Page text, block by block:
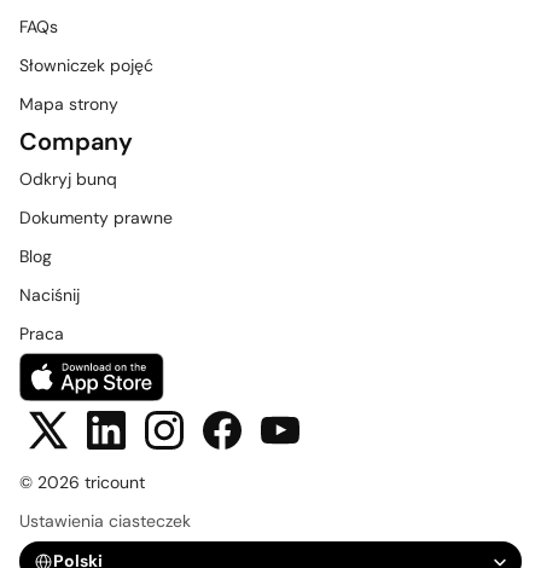
FAQs
Słowniczek pojęć
Mapa strony
Company
Odkryj bunq
Dokumenty prawne
Blog
Naciśnij
Praca
© 2026 tricount
Ustawienia ciasteczek
Select Language
Polski